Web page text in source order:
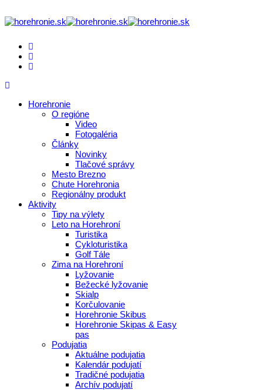
Horehronie
O regióne
Video
Fotogaléria
Články
Novinky
Tlačové správy
Mesto Brezno
Chute Horehronia
Regionálny produkt
Aktivity
Tipy na výlety
Leto na Horehroní
Turistika
Cykloturistika
Golf Tále
Zima na Horehroní
Lyžovanie
Bežecké lyžovanie
Skialp
Korčulovanie
Horehronie Skibus
Horehronie Skipas & Easy
pas
Podujatia
Aktuálne podujatia
Kalendár podujatí
Tradičné podujatia
Archív podujatí